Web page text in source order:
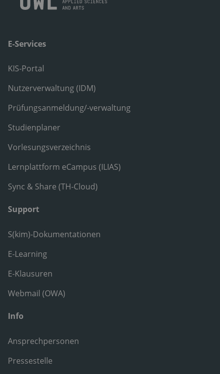
E-Services
KIS-Portal
Nutzerverwaltung (IDM)
Prüfungsanmeldung/-verwaltung
Studienplaner
Vorlesungsverzeichnis
Lernplattform eCampus (ILIAS)
Sync & Share (TH-Cloud)
Support
S(kim)-Dokumentationen
E-Learning
E-Klausuren
Webmail (OWA)
Info
Ansprechpersonen
Pressestelle